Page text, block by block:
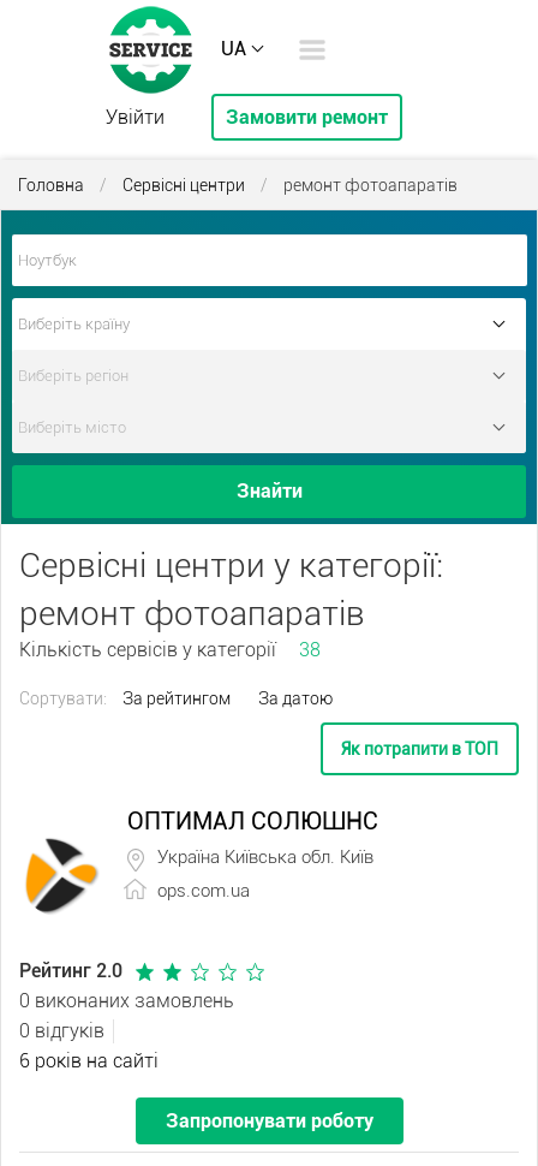
UA
Увійти Замовити ремонт
Головна / Сервісні центри / ремонт фотоапаратів
Знайти
Сервісні центри у категорії:
ремонт фотоапаратів
Кількість сервісів у категорії 38
Сортувати: За рейтингом За датою
Як потрапити в ТОП
ОПТИМАЛ СОЛЮШНС
Україна Київська обл. Київ
ops.com.ua
Рейтинг 2.0
0 виконаних замовлень
0 відгуків
6 років на сайті
Запропонувати роботу